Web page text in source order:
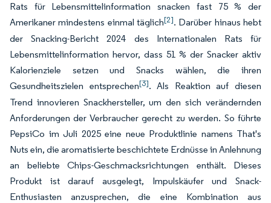
Rats für Lebensmittelinformation snacken fast 75 % der
Amerikaner mindestens einmal täglich[2]. Darüber hinaus hebt
der Snacking-Bericht 2024 des Internationalen Rats für
Lebensmittelinformation hervor, dass 51 % der Snacker aktiv
Kalorienziele setzen und Snacks wählen, die ihren
Gesundheitszielen entsprechen[3]. Als Reaktion auf diesen
Trend innovieren Snackhersteller, um den sich verändernden
Anforderungen der Verbraucher gerecht zu werden. So führte
PepsiCo im Juli 2025 eine neue Produktlinie namens That's
Nuts ein, die aromatisierte beschichtete Erdnüsse in Anlehnung
an beliebte Chips-Geschmacksrichtungen enthält. Dieses
Produkt ist darauf ausgelegt, Impulskäufer und Snack-
Enthusiasten anzusprechen, die eine Kombination aus